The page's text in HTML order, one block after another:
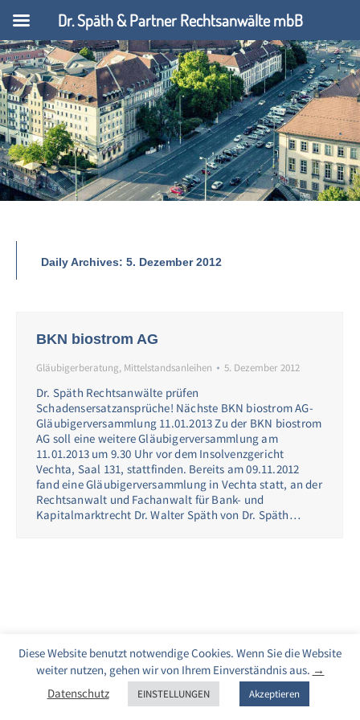
Daily Archives: 5. Dezember 2012
BKN biostrom AG
Gläubigerberatung, Mittelstandsanleihen 5. Dezember 2012
Dr. Späth Rechtsanwälte prüfen
Schadensersatzansprüche! Nächste BKN biostrom AG-
Gläubigerversammlung 11.01.2013 Zu der BKN biostrom
AG soll eine weitere Gläubigerversammlung am
11.01.2013 um 9.30 Uhr vor dem Insolvenzgericht
Vechta, Saal 131, stattfinden. Bereits am 09.11.2012
fand eine Gläubigerversammlung in Vechta statt, an der
Rechtsanwalt und Fachanwalt für Bank- und
Kapitalmarktrecht Dr. Walter Späth von Dr. Späth…
Diese Website benutzt notwendige Cookies. Wenn Sie die Website
weiter nutzen, gehen wir von Ihrem Einverständnis aus. →
Datenschutz
EINSTELLUNGEN Akzeptieren
Dr. Späth & Partner Rechtsanwälte mbB